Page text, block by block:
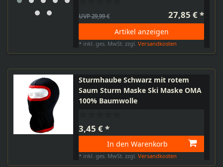
UVP 29,99 € 27,85 € *
Artikel anzeigen
* inkl. ges. MwSt. zzgl.Versandkosten
Sturmhaube Schwarz mit rotem
Saum Sturm Maske Ski Maske OMA
100% Baumwolle
3,45 € *
In den Warenkorb
* inkl. ges. MwSt. zzgl.Versandkosten